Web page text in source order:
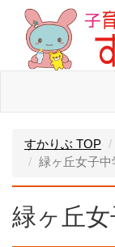
すかりぶ TOP
緑ヶ丘女子中
緑ヶ丘